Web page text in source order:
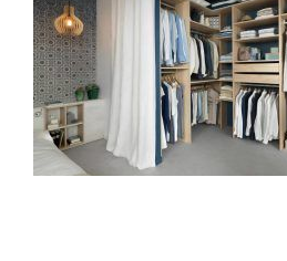
Bad
Ausstattung
Planung
Rechner